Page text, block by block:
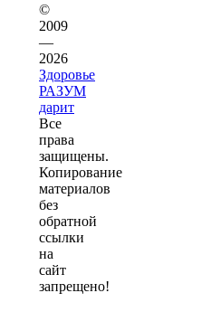
©
2009
—
2026
Здоровье
РАЗУМ
дарит
Все
права
защищены.
Копирование
материалов
без
обратной
ссылки
на
сайт
запрещено!